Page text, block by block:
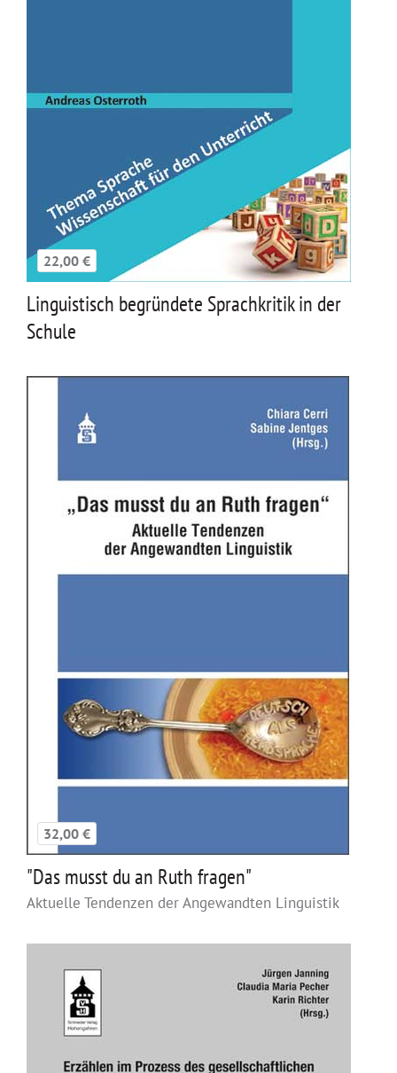
22,00 €
Linguistisch begründete Sprachkritik in der
Schule
32,00 €
"Das musst du an Ruth fragen"
Aktuelle Tendenzen der Angewandten Linguistik